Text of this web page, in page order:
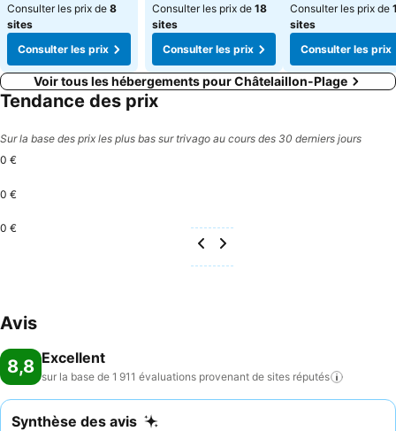
Consulter les prix de 8
sites
Consulter les prix
Consulter les prix de 18
sites
Consulter les prix
Consulter les prix de
sites
Consulter les prix
Voir tous les hébergements pour Châtelaillon-Plage
Tendance des prix
Sur la base des prix les plus bas sur trivago au cours des 30 derniers jours
0 €
0 €
0 €
Avis
8,8 Excellent
sur la base de 1 911 évaluations provenant de sites réputés
Synthèse des avis